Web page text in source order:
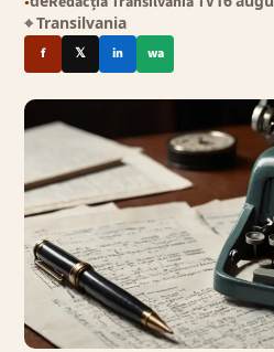
⌖ Transilvania
f 𝕏 in wa